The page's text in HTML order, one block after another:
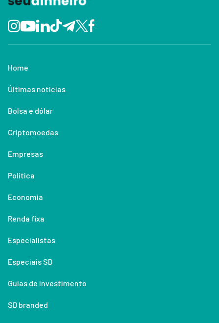
Home
Últimas notícias
Bolsa e dólar
Criptomoedas
Empresas
Política
Economia
Renda fixa
Especialistas
Especiais SD
Guias de investimento
SD branded